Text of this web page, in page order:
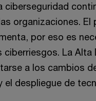
ciberseguridad
organizaciones. El
por eso es
La Alta
a los cambios
el despliegue de